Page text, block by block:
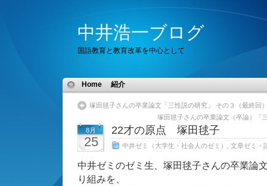
中井浩一ブログ
国語教育と教育改革を中心として
Home 紹介
塚田毬子さんの卒業論文「三性説の研究」 その３（最終回
塚田毬子さんの卒業論文（卒論）「
8月
25
22才の原点 塚田毬子
中井ゼミ（大学生・社会人のゼミ） 文章ゼミ・
中井ゼミのゼミ生、塚田毬子さんの卒業論
り組みを、